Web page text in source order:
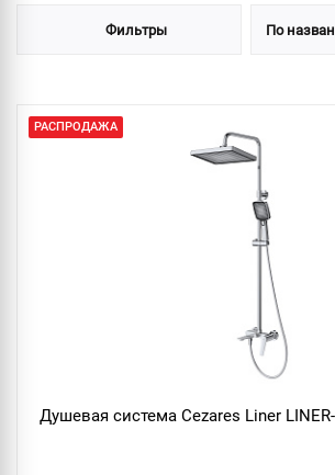
Фильтры По
РАСПРОДАЖА
Душевая система Cezares Liner